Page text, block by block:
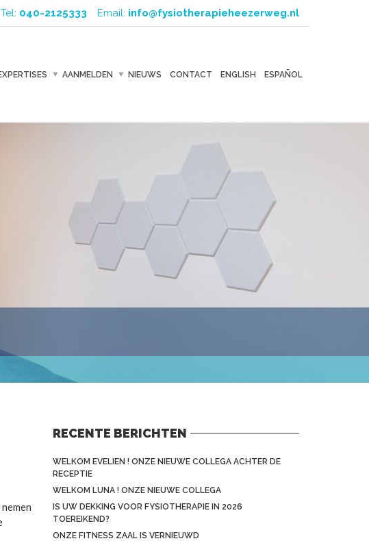
Tel: 040-2125333 Email: info@fysiotherapieheezerweg.nl
AANMELDEN NIEUWS CONTACT ENGLISH ESPAÑOL
RECENTE BERICHTEN
WELKOM EVELIEN ! ONZE NIEUWE COLLEGA ACHTER DE
RECEPTIE
WELKOM LUNA ! ONZE NIEUWE COLLEGA
IS UW DEKKING VOOR FYSIOTHERAPIE IN 2026
TOEREIKEND?
ONZE FITNESS ZAAL IS VERNIEUWD